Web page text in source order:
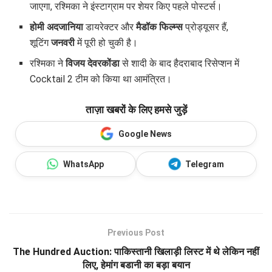
जाएगा, रश्मिका ने इंस्टाग्राम पर शेयर किए पहले पोस्टर्स।
होमी अदजानियाडायरेक्टर औरमैडॉक फिल्म्सप्रोड्यूसर हैं,
शूटिंगजनवरीमें पूरी हो चुकी है।
रश्मिका नेविजय देवरकोंडासे शादी के बाद हैदराबाद रिसेप्शन में
Cocktail 2 टीम को किया था आमंत्रित।
ताज़ा खबरों के लिए हमसे जुड़ें
Google News
WhatsApp Telegram
Previous Post
The Hundred Auction: पाकिस्तानी खिलाड़ी लिस्ट में थे लेकिन नहीं
लिए, हेमांग बडानी का बड़ा बयान